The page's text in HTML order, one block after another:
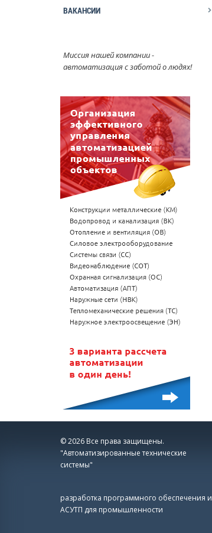
ВАКАНСИИ
Миссия нашей компании -
автоматизация с заботой о людях!
© 2026 Все права защищены.
"Автоматизированные технические
системы"
разработка программного обеспечения и
АСУТП для промышленности